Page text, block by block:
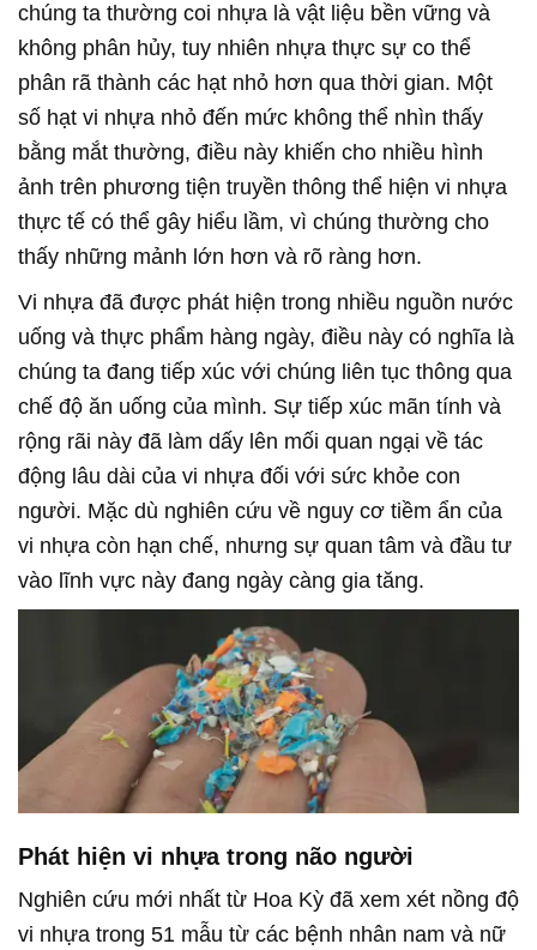
chúng ta thường coi nhựa là vật liệu bền vững và
không phân hủy, tuy nhiên nhựa thực sự co thể
phân rã thành các hạt nhỏ hơn qua thời gian. Một
số hạt vi nhựa nhỏ đến mức không thể nhìn thấy
bằng mắt thường, điều này khiến cho nhiều hình
ảnh trên phương tiện truyền thông thể hiện vi nhựa
thực tế có thể gây hiểu lầm, vì chúng thường cho
thấy những mảnh lớn hơn và rõ ràng hơn.
Vi nhựa đã được phát hiện trong nhiều nguồn nước
uống và thực phẩm hàng ngày, điều này có nghĩa là
chúng ta đang tiếp xúc với chúng liên tục thông qua
chế độ ăn uống của mình. Sự tiếp xúc mãn tính và
rộng rãi này đã làm dấy lên mối quan ngại về tác
động lâu dài của vi nhựa đối với sức khỏe con
người. Mặc dù nghiên cứu về nguy cơ tiềm ẩn của
vi nhựa còn hạn chế, nhưng sự quan tâm và đầu tư
vào lĩnh vực này đang ngày càng gia tăng.
Phát hiện vi nhựa trong não người
Nghiên cứu mới nhất từ Hoa Kỳ đã xem xét nồng độ
vi nhựa trong 51 mẫu từ các bệnh nhân nam và nữ